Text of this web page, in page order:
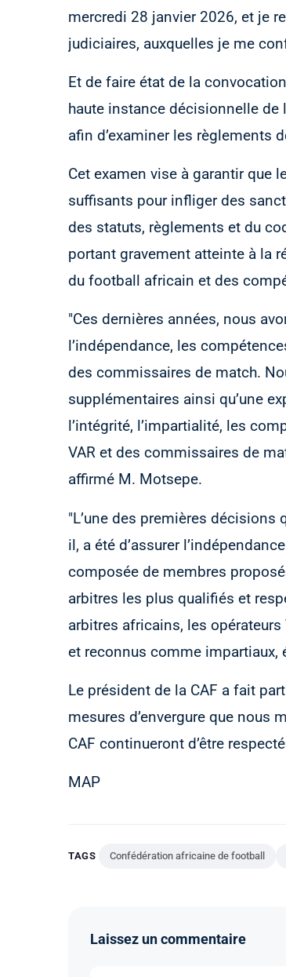
mercredi 28 janvier 2026, et je
judiciaires, auxquelles je me
Et de faire état de la
haute instance décisionnelle de
afin d’examiner les règlements
Cet examen vise à garantir que
suffisants pour infliger des
des statuts, règlements et du
portant gravement atteinte à la
du football africain et des
"Ces dernières années, nous
l’indépendance, les
des commissaires de match.
supplémentaires ainsi qu’une
l’intégrité, l’impartialité, les
VAR et des commissaires de
affirmé M. Motsepe.
"L’une des premières décisions
il, a été d’assurer
composée de membres
arbitres les plus qualifiés et
arbitres africains, les
et reconnus comme impartiaux,
Le président de la CAF a fait
mesures d’envergure que
CAF continueront d’être
MAP
TAGS Confédération africaine de football
Laissez un commentaire